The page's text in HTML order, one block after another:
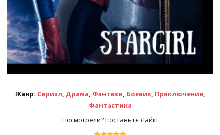
Жанр: Сериал, Драма, Фэнтези, Боевик, Приключение,
Фантастика
Посмотрели? Поставьте Лайк!